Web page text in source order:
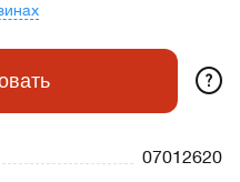
?
07012620